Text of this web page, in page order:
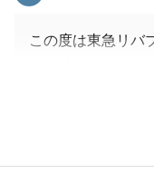
この度は東急リバ
スムーズにお取引
ション取りながら